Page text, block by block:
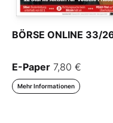
BÖRSE ONLINE 33/
E-Paper 7,80 €
Mehr Informationen